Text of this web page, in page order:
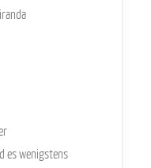
es wenigstens